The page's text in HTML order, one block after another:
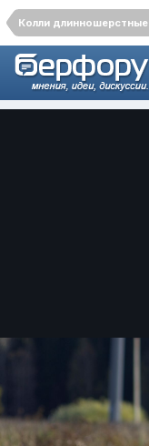
Колли длинношерстные